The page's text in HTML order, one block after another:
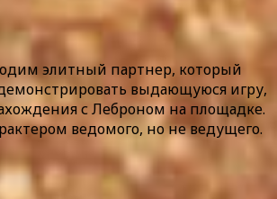
элитный партнер, который
выдающуюся игру,
с Леброном на площадке.
ведомого, но не ведущего.